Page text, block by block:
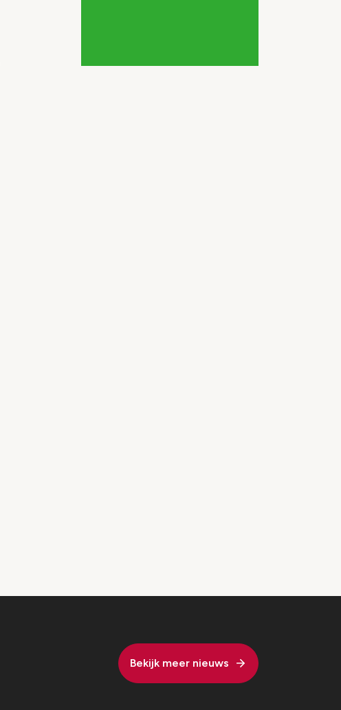
Bekijk meer nieuws